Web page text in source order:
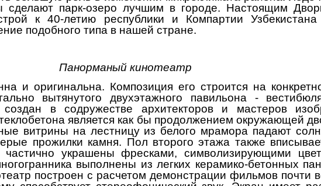
сделают парк-озеро лучшим в городе. Настоящим
к 40-летию республики и Компартии
подобного типа в нашей стране.
Панорманый кинотеатр
и оригинальна. Композиция его строится на
вытянутого двухэтажного павильона -
в содружестве архитекторов и мастеров
является как бы продолжением окружающей
витрины на лестницу из белого мрамора падают
прожилки камня. Пол второго этажа также
украшены фресками, символизирующими
выполнены из легких керамико-бетонных
построен с расчетом демонстрации фильмов почти